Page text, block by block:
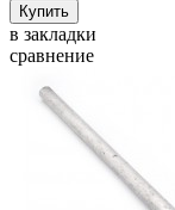
в закладки
сравнение